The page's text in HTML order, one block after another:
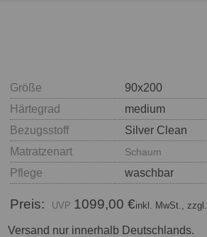
Größe
Härtegrad
Bezugsstoff
Matratzenart
Schaum
Pflege
Preis: 1099,00 €inkl. MwSt., zzgl.
Versand nur innerhalb Deutschlands.